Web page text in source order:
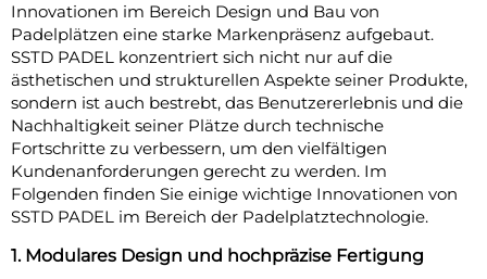
Innovationen im Bereich Design und Bau von
Padelplätzen eine starke Markenpräsenz aufgebaut.
SSTD PADEL konzentriert sich nicht nur auf die
ästhetischen und strukturellen Aspekte seiner Produkte,
sondern ist auch bestrebt, das Benutzererlebnis und die
Nachhaltigkeit seiner Plätze durch technische
Fortschritte zu verbessern, um den vielfältigen
Kundenanforderungen gerecht zu werden. Im
Folgenden finden Sie einige wichtige Innovationen von
SSTD PADEL im Bereich der Padelplatztechnologie.
1. Modulares Design und hochpräzise Fertigung